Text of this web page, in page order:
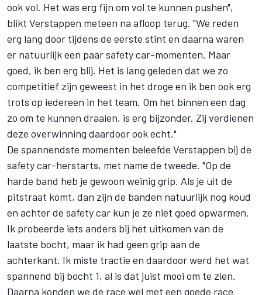
ook vol. Het was erg fijn om vol te kunnen pushen",
blikt Verstappen meteen na afloop terug. "We reden
erg lang door tijdens de eerste stint en daarna waren
er natuurlijk een paar safety car-momenten. Maar
goed, ik ben erg blij. Het is lang geleden dat we zo
competitief zijn geweest in het droge en ik ben ook erg
trots op iedereen in het team. Om het binnen een dag
zo om te kunnen draaien, is erg bijzonder. Zij verdienen
deze overwinning daardoor ook echt."
De spannendste momenten beleefde Verstappen bij de
safety car-herstarts, met name de tweede. "Op de
harde band heb je gewoon weinig grip. Als je uit de
pitstraat komt, dan zijn de banden natuurlijk nog koud
en achter de safety car kun je ze niet goed opwarmen.
Ik probeerde iets anders bij het uitkomen van de
laatste bocht, maar ik had geen grip aan de
achterkant. Ik miste tractie en daardoor werd het wat
spannend bij bocht 1, al is dat juist mooi om te zien.
Daarna konden we de race wel met een goede race